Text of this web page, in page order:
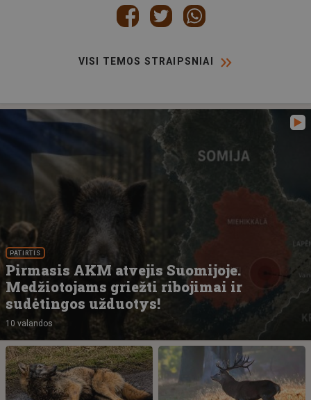
VISI TEMOS STRAIPSNIAI
PATIRTIS
Pirmasis AKM atvejis Suomijoje.
Medžiotojams griežti ribojimai ir
sudėtingos užduotys!
10 valandos